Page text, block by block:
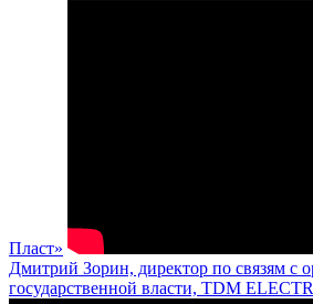
Пласт»
Дмитрий Зорин, директор по связям с
государственной власти, TDM